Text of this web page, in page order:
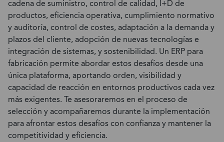
cadena de suministro, control de calidad, I+D de
productos, eficiencia operativa, cumplimiento normativo
y auditoría, control de costes, adaptación a la demanda y
plazos del cliente, adopción de nuevas tecnologías e
integración de sistemas, y sostenibilidad. Un ERP para
fabricación permite abordar estos desafíos desde una
única plataforma, aportando orden, visibilidad y
capacidad de reacción en entornos productivos cada vez
más exigentes. Te asesoraremos en el proceso de
selección y acompañaremos durante la implementación
para afrontar estos desafíos con confianza y mantener la
competitividad y eficiencia.